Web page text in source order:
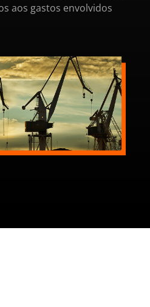
aos gastos envolvidos